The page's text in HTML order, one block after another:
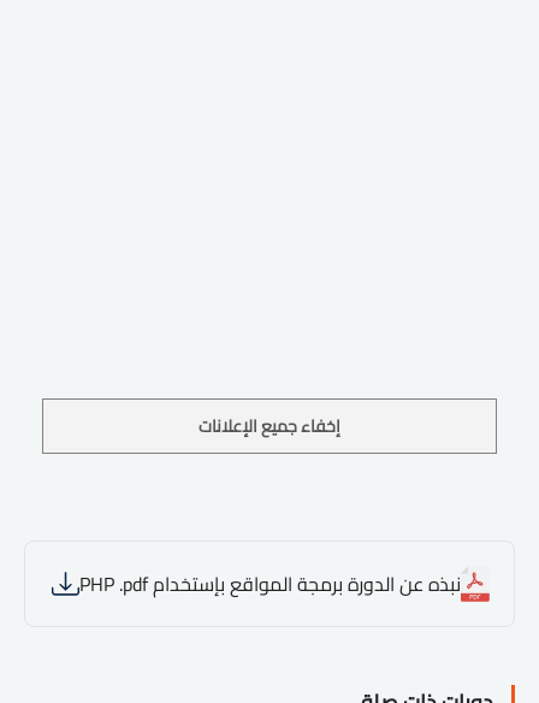
إخفاء جميع الإعلانات
نبذه عن الدورة برمجة المواقع بإستخدام PHP .pdf